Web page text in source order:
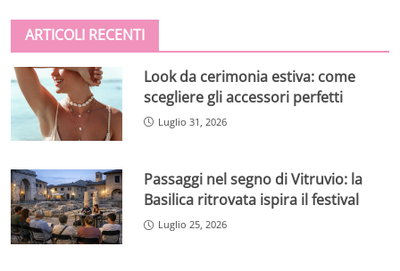
ARTICOLI RECENTI
Look da cerimonia estiva: come
scegliere gli accessori perfetti
Luglio 31, 2026
Passaggi nel segno di Vitruvio: la
Basilica ritrovata ispira il festival
Luglio 25, 2026